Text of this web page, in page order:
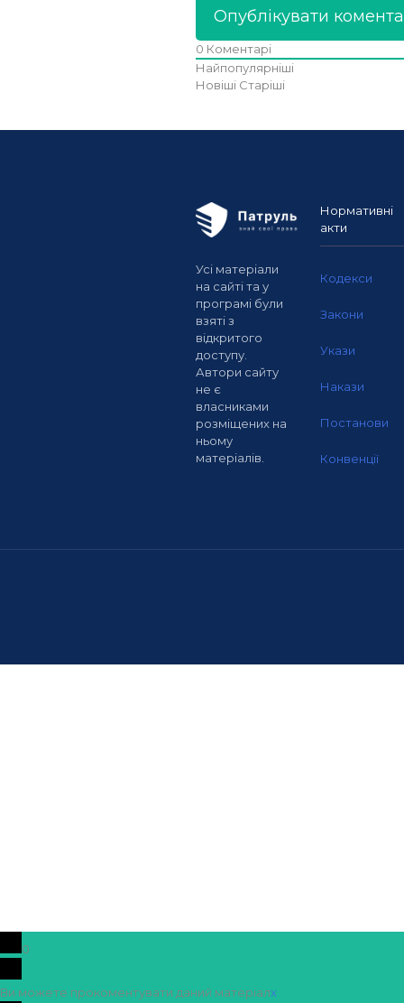
0 Коментарі
Найпопулярніші
Новіші Старіші
Усі матеріали
на сайті та у
програмі були
взяті з
відкритого
доступу.
Автори сайту
не є
власниками
розміщених на
ньому
матеріалів.
Нормативні
акти
Кодекси
Закони
Укази
Накази
Постанови
Конвенції
0
Ви можете прокоментувати даний матеріалx